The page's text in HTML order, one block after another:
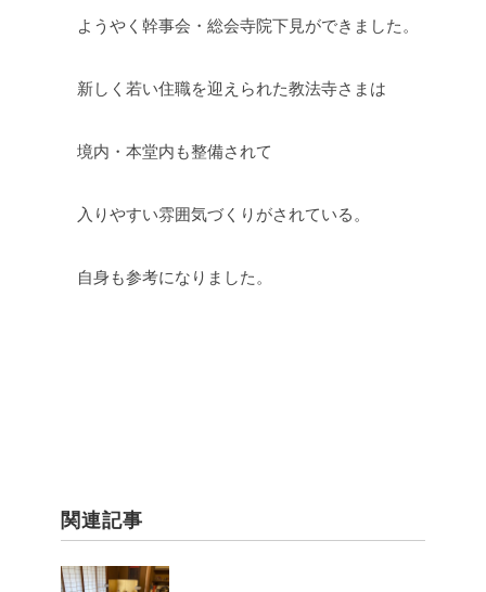
ようやく幹事会・総会寺院下見ができました。
新しく若い住職を迎えられた教法寺さまは
境内・本堂内も整備されて
入りやすい雰囲気づくりがされている。
自身も参考になりました。
関連記事